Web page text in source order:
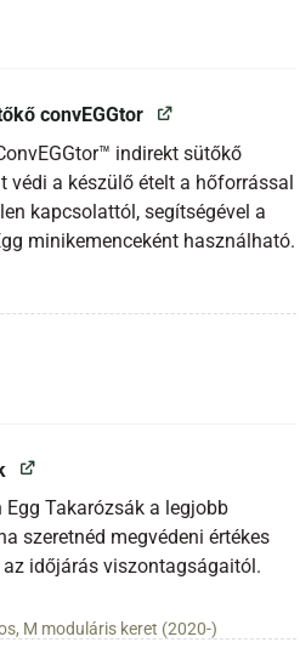
convEGGtor
indirekt sütőkő
védi a készülő ételt a hőforrással
kapcsolattól, segítségével a
minikemenceként használható.
Egg Takarózsák a legjobb
szeretnéd megvédeni értékes
időjárás viszontagságaitól.
M moduláris keret (2020-)